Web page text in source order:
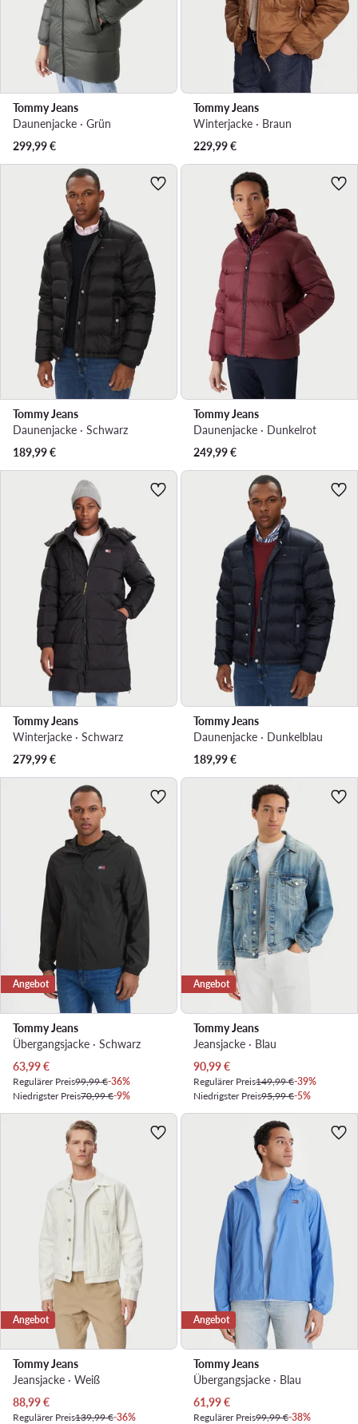
Tommy Jeans
Daunenjacke · Grün
299,99€
Tommy Jeans
Winterjacke · Braun
229,99€
Tommy Jeans
Daunenjacke · Schwarz
189,99€
Tommy Jeans
Daunenjacke · Dunkelrot
249,99€
Tommy Jeans
Winterjacke · Schwarz
279,99€
Tommy Jeans
Daunenjacke · Dunkelblau
189,99€
Angebot
Tommy Jeans
Übergangsjacke · Schwarz
Aktueller Preis
63,99€
Regulärer Preis99,99 €-36%
Niedrigster Preis70,99 €-9%
Angebot
Tommy Jeans
Jeansjacke · Blau
Aktueller Preis
90,99€
Regulärer Preis149,99 €-39%
Niedrigster Preis95,99 €-5%
Angebot
Tommy Jeans
Jeansjacke · Weiß
Aktueller Preis
88,99€
Regulärer Preis139,99 €-36%
Angebot
Tommy Jeans
Übergangsjacke · Blau
Aktueller Preis
61,99€
Regulärer Preis99,99 €-38%